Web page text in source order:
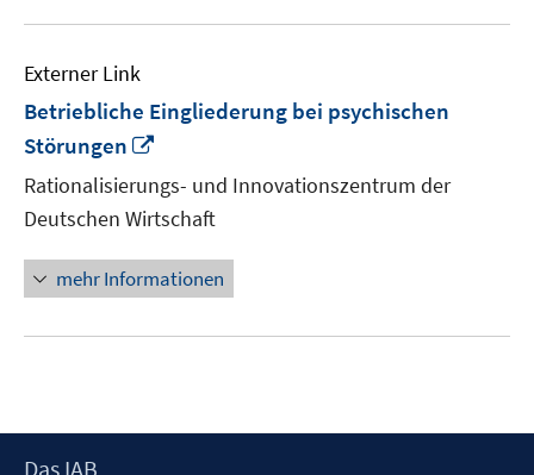
Externer Link
Betriebliche Eingliederung bei psychischen
Störungen
Fenster
öffnen
Rationalisierungs- und Innovationszentrum der
Deutschen Wirtschaft
mehr Informationen
Footer
Das IAB